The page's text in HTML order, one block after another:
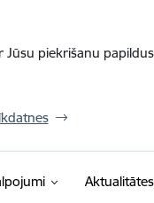
piekrišanu
Aktualitātes